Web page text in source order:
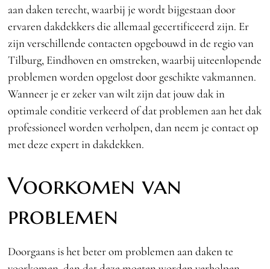
aan daken terecht, waarbij je wordt bijgestaan door
ervaren dakdekkers die allemaal gecertificeerd zijn. Er
zijn verschillende contacten opgebouwd in de regio van
Tilburg, Eindhoven en omstreken, waarbij uiteenlopende
problemen worden opgelost door geschikte vakmannen.
Wanneer je er zeker van wilt zijn dat jouw dak in
optimale conditie verkeerd of dat problemen aan het dak
professioneel worden verholpen, dan neem je contact op
met deze expert in dakdekken.
Voorkomen van
problemen
Doorgaans is het beter om problemen aan daken te